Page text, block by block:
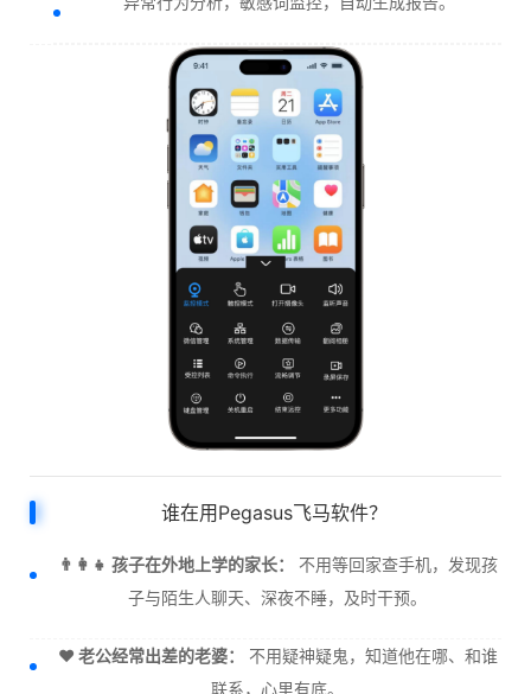
谁在用Pegasus飞马软件？
👨‍👩‍👧 孩子在外地上学的家长：
不用等回家查手机，发现孩
子与陌生人聊天、深夜不睡，及时干预。
❤️ 老公经常出差的老婆：
不用疑神疑鬼，知道他在哪、和谁
联系，心里有底。